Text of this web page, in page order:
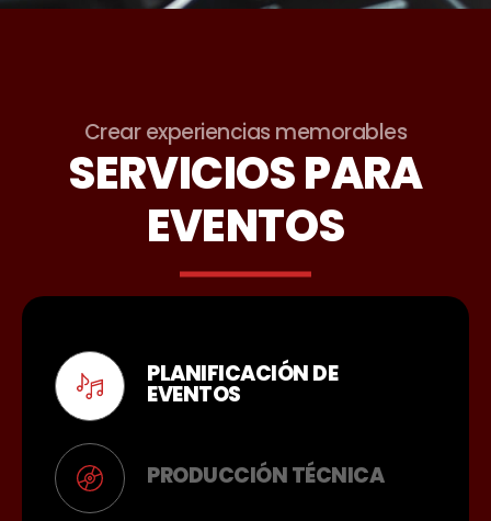
Crear experiencias memorables
SERVICIOS PARA
EVENTOS
PLANIFICACIÓN DE
EVENTOS
PRODUCCIÓN TÉCNICA